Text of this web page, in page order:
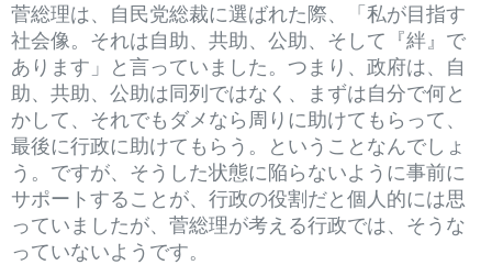
菅総理は、自民党総裁に選ばれた際、「私が目指す
社会像。それは自助、共助、公助、そして『絆』で
あります」と言っていました。つまり、政府は、自
助、共助、公助は同列ではなく、まずは自分で何と
かして、それでもダメなら周りに助けてもらって、
最後に行政に助けてもらう。ということなんでしょ
う。ですが、そうした状態に陥らないように事前に
サポートすることが、行政の役割だと個人的には思
っていましたが、菅総理が考える行政では、そうな
っていないようです。